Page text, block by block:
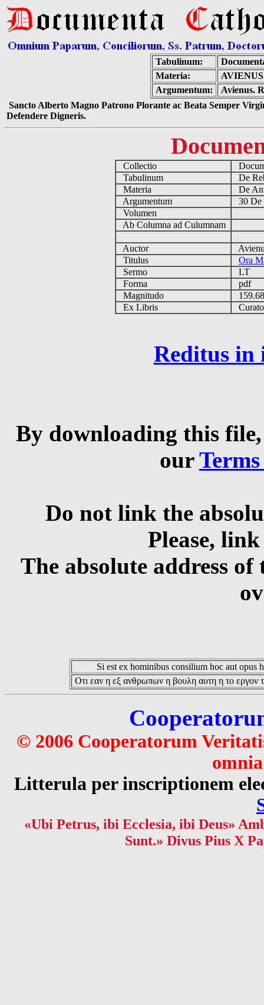
Tabulinum:
Materia:
Argumentum:
Avienus.
Sancto Alberto Magno Patrono Plorante ac Beata Semper
Defendere Digneris.
Collectio
Tabulinum
De
Materia
De
Argumentum
30 De
Volumen
Ab Columna ad Culumnam
Auctor
Titulus
Ora
Sermo
LT
Forma
pdf
Magnitudo
Ex Libris
Reditus in
By downloading this
our
Do not link the
Please,
The absolute address
Si est ex hominibus consilium hoc aut opus
Οτι εαν η εξ ανθρωπων η βουλη αυτη η το εργον
© 2006 Cooperatorum
Litterula per inscriptionem
«Ubi Petrus, ibi Ecclesia, ibi Deus»
Sunt.» Divus Pius X